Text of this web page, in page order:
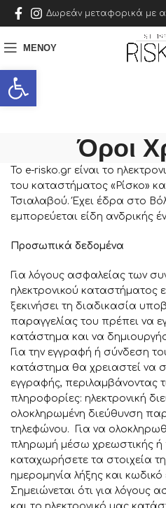
Ανοίξτε τη γραμμή εργαλείων
Δωρεάν μεταφορικά με
ΜΕΝΟΎ
Όροι
Το e-risko.gr είναι το
του καταστήματος «Ρίσκο»
Τσιαλαβού. Έχει έδρα στο
εμπορεύεται είδη ανδρικής
Προσωπικά δεδομένα
Για λόγους ασφαλείας των
ηλεκτρονικού καταστήματος
ξεκινήσει τη διαδικασία
παραγγελίας του πρέπει να
κατάστημα και να
Για την εγγραφή ή σύνδεση
κατάστημα θα χρειαστεί να
εγγραφής, περιλαμβάνοντας
πληροφορίες: ηλεκτρονική
ολοκληρωμένη διεύθυνση
τηλεφώνου. Για να
πληρωμή μέσω χρεωστικής ή
καταχωρήσετε τα στοιχεία
ημερομηνία λήξης και
Σημειώνεται ότι για λόγους